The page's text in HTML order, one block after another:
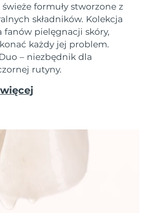
formuły stworzone z
składników. Kolekcja
fanów pielęgnacji skóry,
każdy jej problem.
– niezbędnik dla
rutyny.